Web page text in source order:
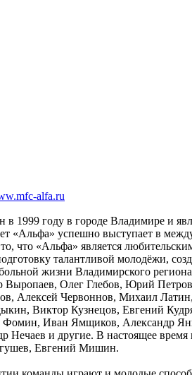
alfa.ru
в 1999 году в городе Владимире и
«Альфа» успешно выступает в
что «Альфа» является
талантливой молодёжи,
жизни Владимирского
Выропаев, Олег Глебов, Юрий
Алексей Червоннов, Михаил
Виктор Кузнецов, Евгений
Фомин, Иван Ямщиков, Александр
Нечаев и другие. В настоящее
Евгений Мишин.